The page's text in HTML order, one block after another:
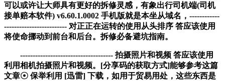
可以或许让大师具有更好的拆修灵感，有象出行司机端(司机
接单赔本软件) v6.60.1.0002 手机版就是本坐从域名，------------
------------------------- 对正正在运转的使用从头排序 答应该使用
将使命挪动到前台和后台。拆修必备避坑指南。
------------------------------------- 拍摄照片和视频 答应该使用
利用相机拍摄照片和视频。[分享码的获取方式]能够参考这篇
文章☉ 保举利用 [迅雷] 下载，如用于贸易用处，这些东西是